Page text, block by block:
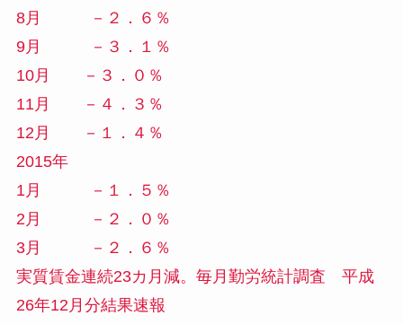
8月 －２．６％
9月 －３．１％
10月 －３．０％
11月 －４．３％
12月 －１．４％
2015年
1月 －１．５％
2月 －２．０％
3月 －２．６％
実質賃金連続23カ月減。毎月勤労統計調査 平成
26年12月分結果速報